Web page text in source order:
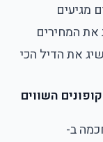
מגיעים
את המחירים
את הדיל הכי
השווים
ב-